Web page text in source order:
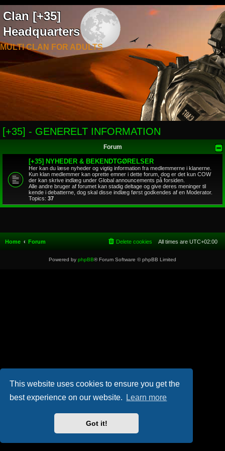
This website uses cookies to ensure you get the
best experience on our website.
Learn more
Got it!
Clan [+35]
Headquarters
MULTI CLAN FOR ADULTS
[+35] - GENERELT INFORMATION
Forum
[+35] NYHEDER & BEKENDTGØRELSER
Her kan du læse nyheder og vigtig information fra medlemmerne i klanerne.
Kun klan medlemmer kan oprette emner i dette forum, dog er det kun COW
der kan skrive indlæg under Global announcements på forsiden.
Alle andre bruger af forumet kan stadig deltage og give deres meninger til
kende i debatterne, dog skal disse indlæg først godkendes af en Moderator.
Topics: 37
Home Forum All times are UTC+02:00
Delete cookies
Powered by phpBB® Forum Software © phpBB Limited